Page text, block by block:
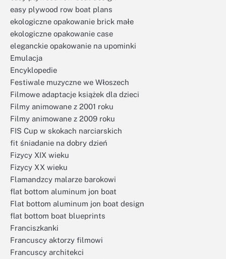
easy plywood row boat plans
ekologiczne opakowanie brick małe
ekologiczne opakowanie case
eleganckie opakowanie na upominki
Emulacja
Encyklopedie
Festiwale muzyczne we Włoszech
Filmowe adaptacje książek dla dzieci
Filmy animowane z 2001 roku
Filmy animowane z 2009 roku
FIS Cup w skokach narciarskich
fit śniadanie na dobry dzień
Fizycy XIX wieku
Fizycy XX wieku
Flamandzcy malarze barokowi
flat bottom aluminum jon boat
Flat bottom aluminum jon boat design
flat bottom boat blueprints
Franciszkanki
Francuscy aktorzy filmowi
Francuscy architekci